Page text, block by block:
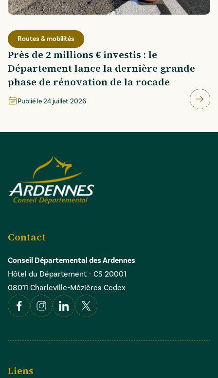
Routes & mobilités
Près de 2 millions € investis : le
Département lance la dernière grande
phase de rénovation de la rocade
Publié le24 juillet 2026
Contact
Conseil Départemental des Ardennes
Hôtel du Département - CS 20001
08011 Charleville-Mézières Cedex
FacebookInstagramLinkedin
X
Liens